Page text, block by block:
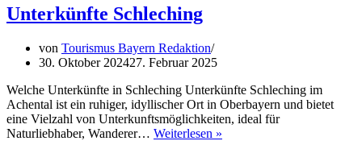
Unterkünfte Schleching
von Tourismus Bayern Redaktion
30. Oktober 202427. Februar 2025
Welche Unterkünfte in Schleching Unterkünfte Schleching im
Achental ist ein ruhiger, idyllischer Ort in Oberbayern und bietet
eine Vielzahl von Unterkunftsmöglichkeiten, ideal für
Naturliebhaber, Wanderer… Weiterlesen »